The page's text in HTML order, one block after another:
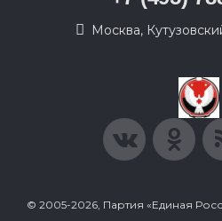
Москва,
© 2005-2026, Партия «Единая